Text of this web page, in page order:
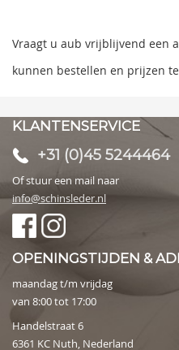
Vraagt u aub vrijblijvend een
kunnen bestellen en prijzen
KLANTENSERVICE
+31 (0)45 5244464
Of stuur een mail naar
info@schinsleder.nl
OPENINGSTIJDEN &
maandag t/m vrijdag
van 8:00 tot 17:00
Handelstraat 6
6361 KC Nuth, Nederland